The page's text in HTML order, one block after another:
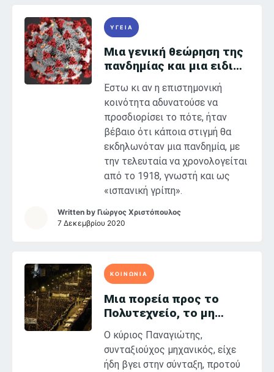
ΥΓΕΙΑ
Μια γενική θεώρηση της
πανδημίας και μια ειδική
ματιά στην Ευρώπη
Έστω κι αν η επιστημονική
κοινότητα αδυνατούσε να
προσδιορίσει το πότε, ήταν
βέβαιο ότι κάποια στιγμή θα
εκδηλωνόταν μια πανδημία, με
την τελευταία να χρονολογείται
από το 1918, γνωστή και ως
«ισπανική γρίπη».
Written by Γιώργος Χριστόπουλος
7 Δεκεμβρίου 2020
ΚΟΙΝΩΝΙΑ
Mια πορεία προς το
Πολυτεχνείο, το μη
σωτήριο έτος 2020
Ο κύριος Παναγιώτης,
συνταξιούχος μηχανικός, είχε
ήδη βγει στην σύνταξη, προτού